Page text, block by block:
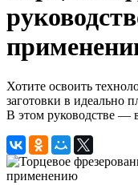
Хотите освоить
заготовки в идеально
В этом руководстве —